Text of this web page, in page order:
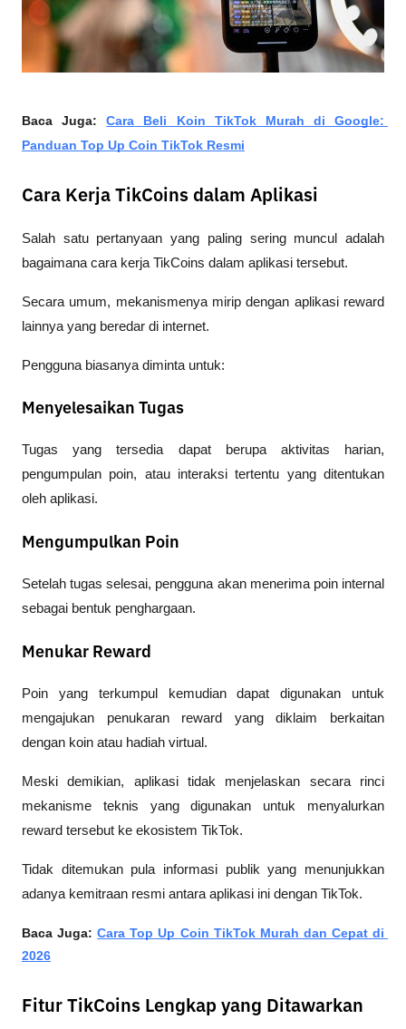
Baca Juga: Cara Beli Koin TikTok Murah di Google:
Panduan Top Up Coin TikTok Resmi
Cara Kerja TikCoins dalam Aplikasi
Salah satu pertanyaan yang paling sering muncul adalah
bagaimana cara kerja TikCoins dalam aplikasi tersebut.
Secara umum, mekanismenya mirip dengan aplikasi reward
lainnya yang beredar di internet.
Pengguna biasanya diminta untuk:
Menyelesaikan Tugas
Tugas yang tersedia dapat berupa aktivitas harian,
pengumpulan poin, atau interaksi tertentu yang ditentukan
oleh aplikasi.
Mengumpulkan Poin
Setelah tugas selesai, pengguna akan menerima poin internal
sebagai bentuk penghargaan.
Menukar Reward
Poin yang terkumpul kemudian dapat digunakan untuk
mengajukan penukaran reward yang diklaim berkaitan
dengan koin atau hadiah virtual.
Meski demikian, aplikasi tidak menjelaskan secara rinci
mekanisme teknis yang digunakan untuk menyalurkan
reward tersebut ke ekosistem TikTok.
Tidak ditemukan pula informasi publik yang menunjukkan
adanya kemitraan resmi antara aplikasi ini dengan TikTok.
Baca Juga: Cara Top Up Coin TikTok Murah dan Cepat di
2026
Fitur TikCoins Lengkap yang Ditawarkan